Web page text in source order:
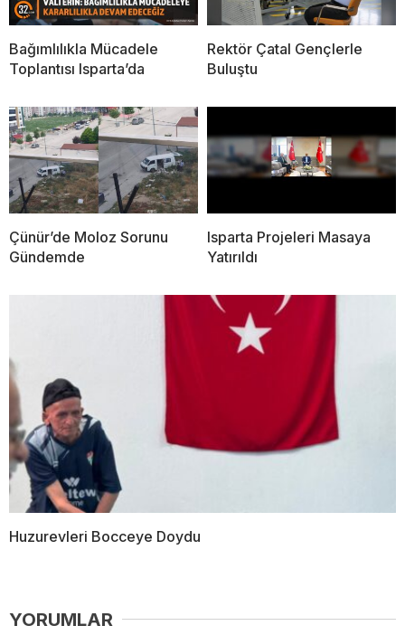
Bağımlılıkla Mücadele
Toplantısı Isparta’da
Rektör Çatal Gençlerle
Buluştu
Çünür’de Moloz Sorunu
Gündemde
Isparta Projeleri Masaya
Yatırıldı
Huzurevleri Bocceye Doydu
YORUMLAR